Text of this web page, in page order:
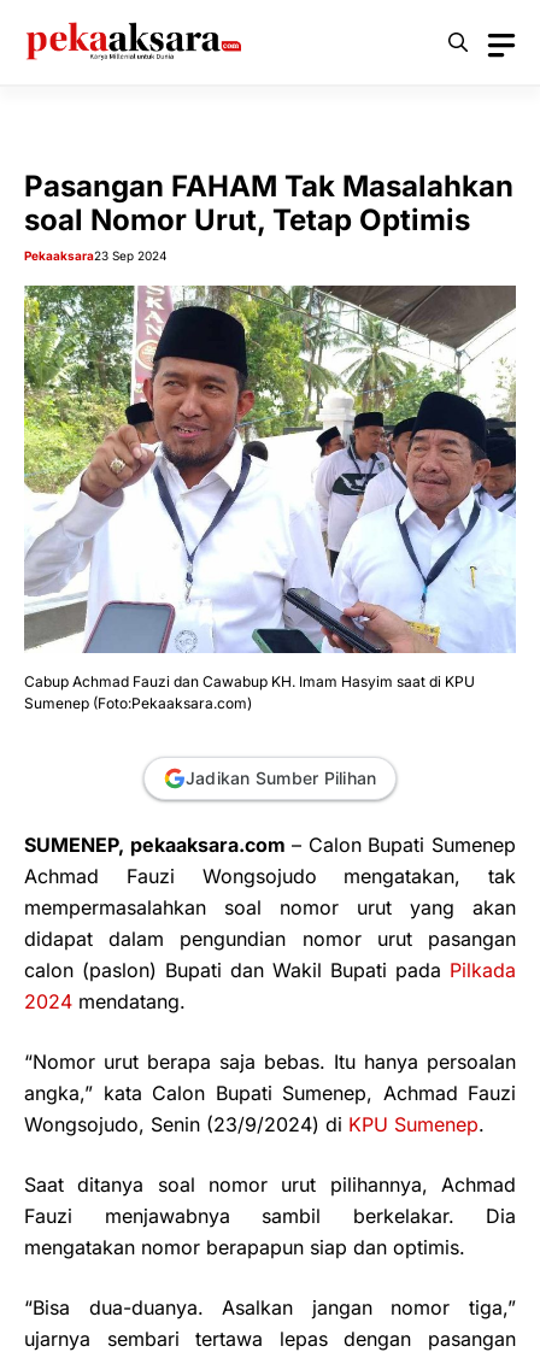
Pasangan FAHAM Tak Masalahkan
soal Nomor Urut, Tetap Optimis
Pekaaksara23 Sep 2024
Cabup Achmad Fauzi dan Cawabup KH. Imam Hasyim saat di KPU
Sumenep (Foto:Pekaaksara.com)
Jadikan Sumber Pilihan
SUMENEP, pekaaksara.com – Calon Bupati Sumenep
Achmad Fauzi Wongsojudo mengatakan, tak
mempermasalahkan soal nomor urut yang akan
didapat dalam pengundian nomor urut pasangan
calon (paslon) Bupati dan Wakil Bupati pada Pilkada
2024 mendatang.
“Nomor urut berapa saja bebas. Itu hanya persoalan
angka,” kata Calon Bupati Sumenep, Achmad Fauzi
Wongsojudo, Senin (23/9/2024) di KPU Sumenep.
Saat ditanya soal nomor urut pilihannya, Achmad
Fauzi menjawabnya sambil berkelakar. Dia
mengatakan nomor berapapun siap dan optimis.
“Bisa dua-duanya. Asalkan jangan nomor tiga,”
ujarnya sembari tertawa lepas dengan pasangan